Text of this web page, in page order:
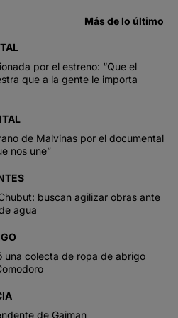
Más de lo último
por el estreno: “Que el
que a la gente le importa
de Malvinas por el documental
nos une”
buscan agilizar obras ante
agua
una colecta de ropa de abrigo
de Gaiman